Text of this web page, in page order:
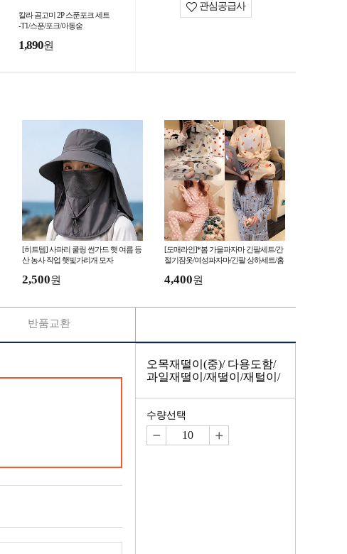
칼라 곰고미 2P 스푼포크 세트
-T1/스푼/포크/아동숟
1,890원
관심공급사
[히트템] 사파리 쿨링 썬가드 햇 여름 등
산 농사 작업 햇빛가리개 모자
2,500원
[도매라인]*봄 가을파자마 긴팔세트/간
절기잠옷/여성파자마/긴팔 상하세트/홈
4,400원
반품교환
오목재떨이(중)/ 다용도함/
과일재떨이/재떨이/재털이/
수량선택